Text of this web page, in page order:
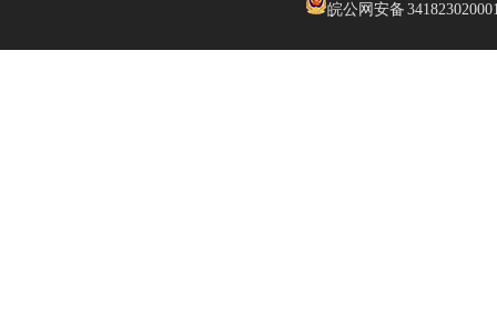
皖公网安备